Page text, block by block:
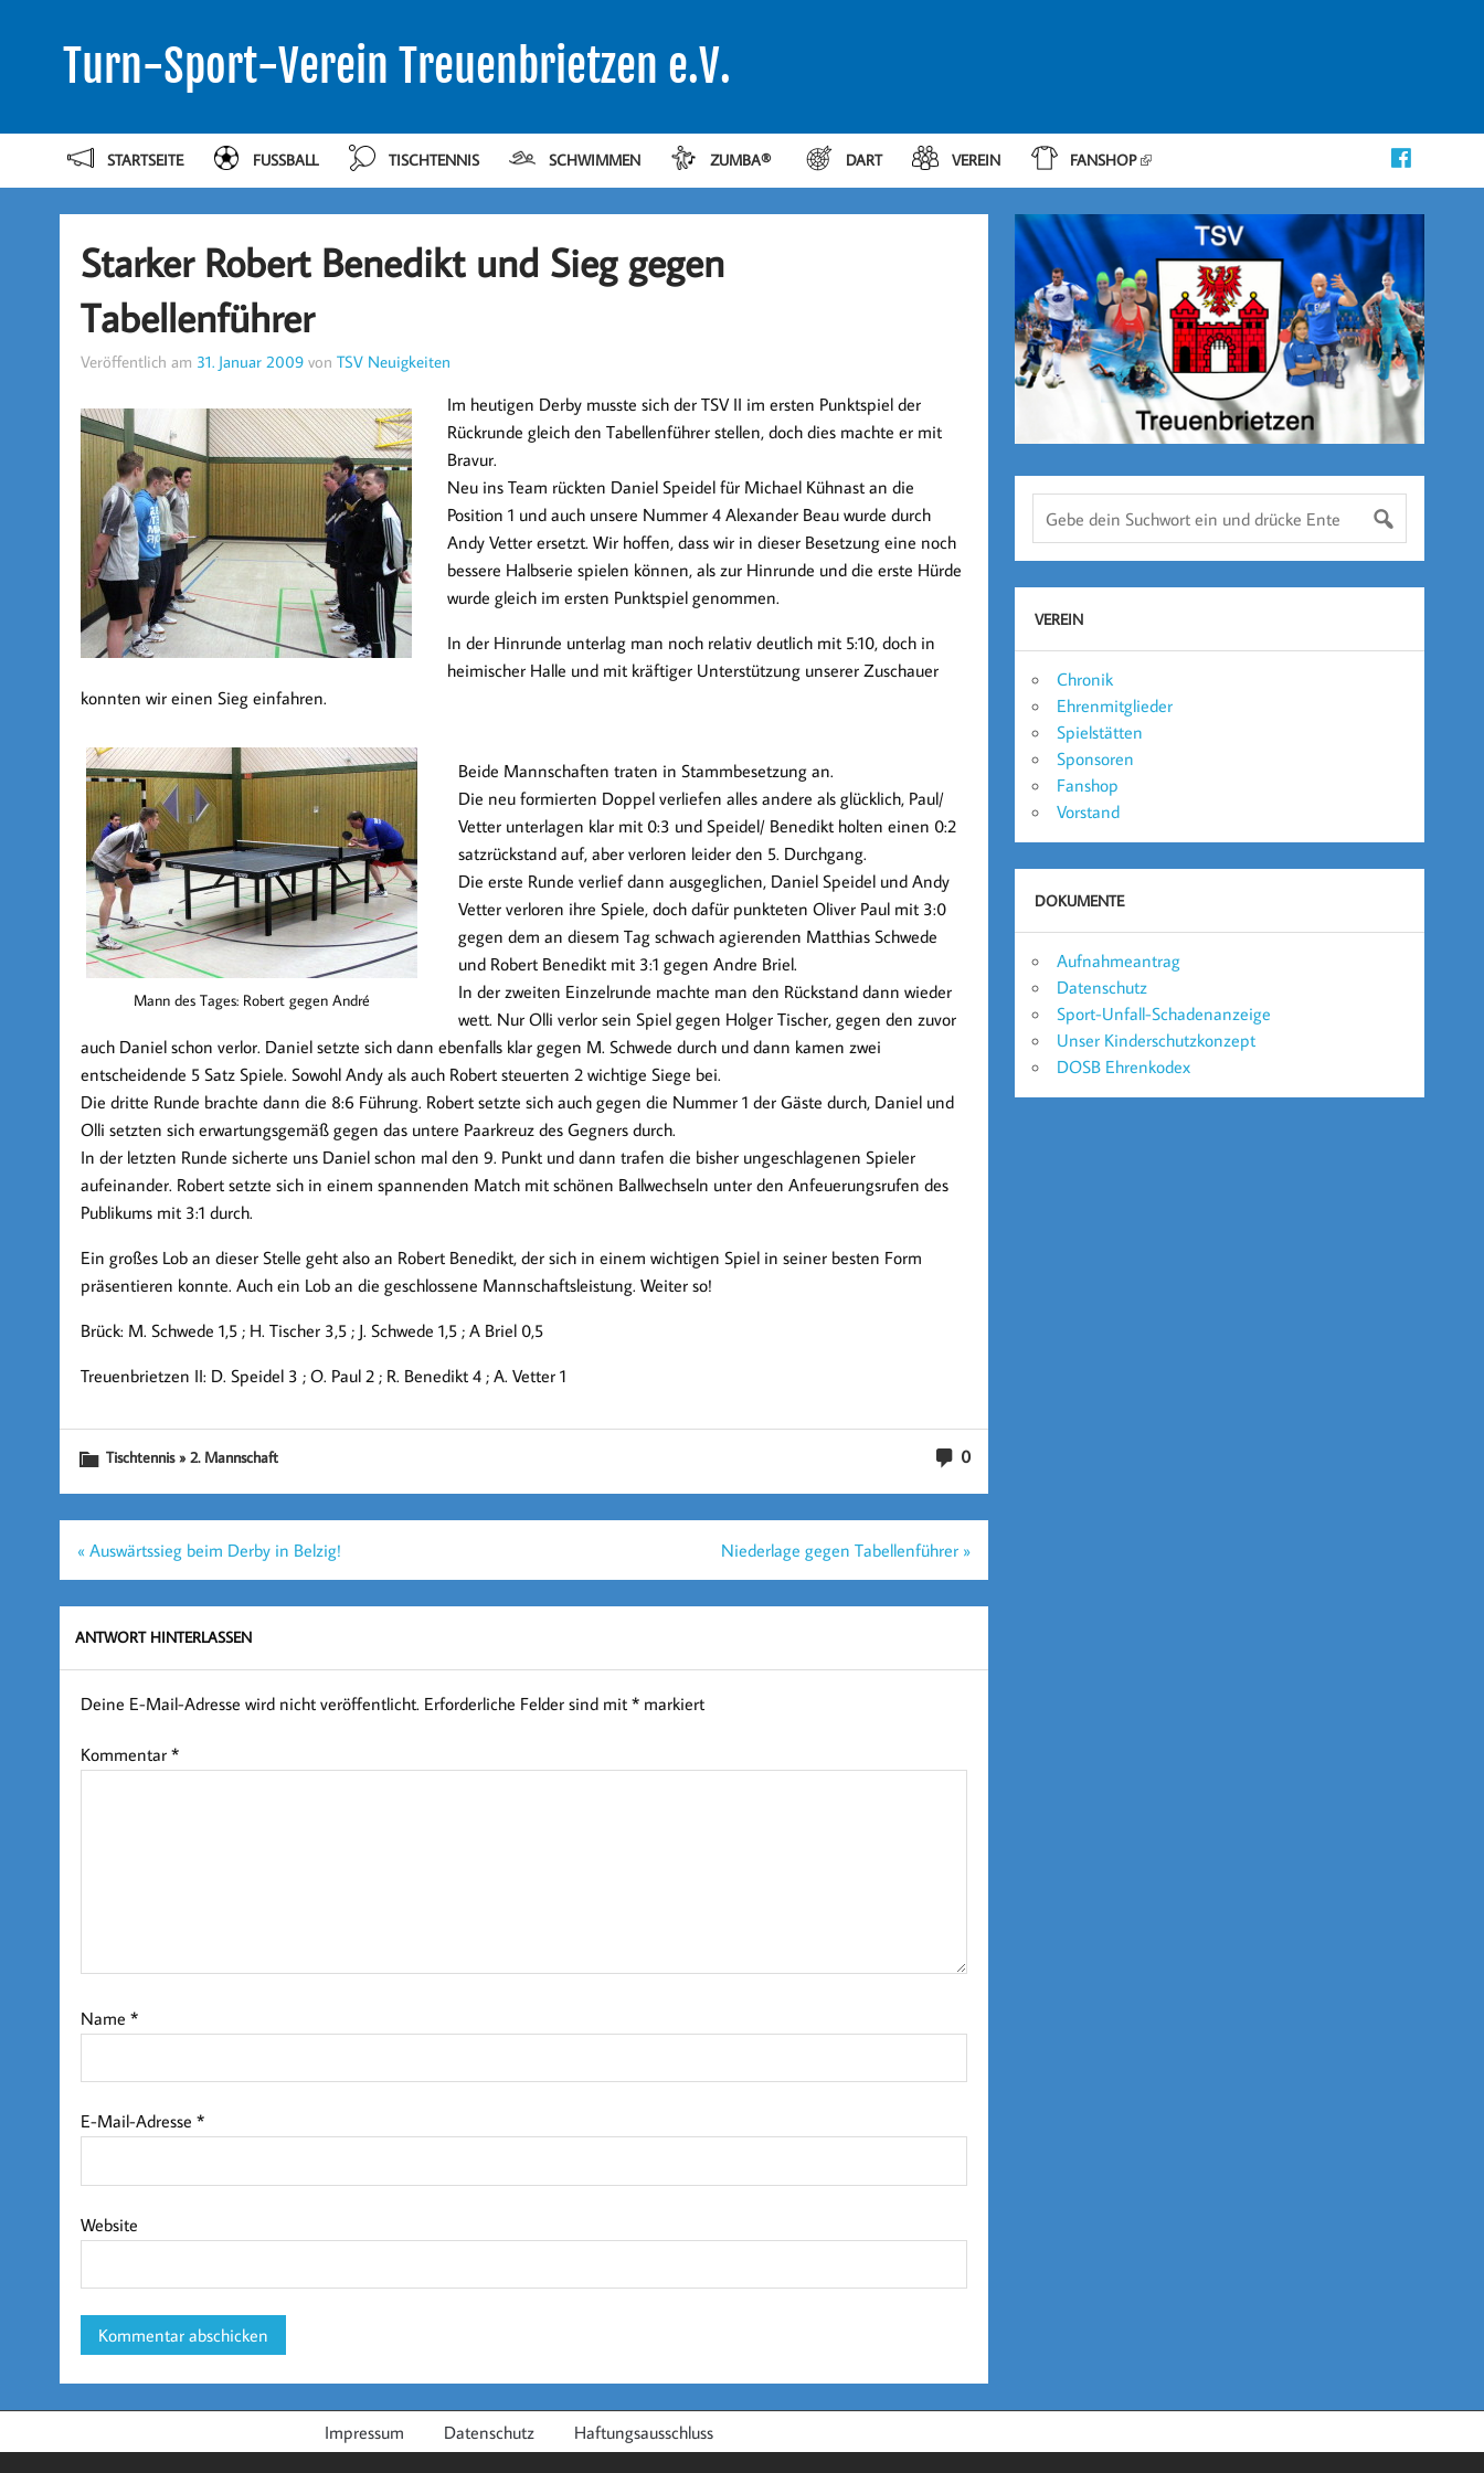
Turn-Sport-Verein Treuenbrietzen e.V.
STARTSEITE FUSSBALL TISCHTENNIS SCHWIMMEN ZUMBA® DART VEREIN FANSHOP
Starker Robert Benedikt und Sieg gegen
Tabellenführer
Veröffentlich am 31. Januar 2009von TSV Neuigkeiten
Im heutigen Derby musste sich der TSV II im ersten Punktspiel der
Rückrunde gleich den Tabellenführer stellen, doch dies machte er mit
Bravur.
Neu ins Team rückten Daniel Speidel für Michael Kühnast an die
Position 1 und auch unsere Nummer 4 Alexander Beau wurde durch
Andy Vetter ersetzt. Wir hoffen, dass wir in dieser Besetzung eine noch
bessere Halbserie spielen können, als zur Hinrunde und die erste Hürde
wurde gleich im ersten Punktspiel genommen.
In der Hinrunde unterlag man noch relativ deutlich mit 5:10, doch in
heimischer Halle und mit kräftiger Unterstützung unserer Zuschauer
konnten wir einen Sieg einfahren.
Mann des Tages: Robert gegen André
Beide Mannschaften traten in Stammbesetzung an.
Die neu formierten Doppel verliefen alles andere als glücklich, Paul/
Vetter unterlagen klar mit 0:3 und Speidel/ Benedikt holten einen 0:2
satzrückstand auf, aber verloren leider den 5. Durchgang.
Die erste Runde verlief dann ausgeglichen, Daniel Speidel und Andy
Vetter verloren ihre Spiele, doch dafür punkteten Oliver Paul mit 3:0
gegen dem an diesem Tag schwach agierenden Matthias Schwede
und Robert Benedikt mit 3:1 gegen Andre Briel.
In der zweiten Einzelrunde machte man den Rückstand dann wieder
wett. Nur Olli verlor sein Spiel gegen Holger Tischer, gegen den zuvor
auch Daniel schon verlor. Daniel setzte sich dann ebenfalls klar gegen M. Schwede durch und dann kamen zwei
entscheidende 5 Satz Spiele. Sowohl Andy als auch Robert steuerten 2 wichtige Siege bei.
Die dritte Runde brachte dann die 8:6 Führung. Robert setzte sich auch gegen die Nummer 1 der Gäste durch, Daniel und
Olli setzten sich erwartungsgemäß gegen das untere Paarkreuz des Gegners durch.
In der letzten Runde sicherte uns Daniel schon mal den 9. Punkt und dann trafen die bisher ungeschlagenen Spieler
aufeinander. Robert setzte sich in einem spannenden Match mit schönen Ballwechseln unter den Anfeuerungsrufen des
Publikums mit 3:1 durch.
Ein großes Lob an dieser Stelle geht also an Robert Benedikt, der sich in einem wichtigen Spiel in seiner besten Form
präsentieren konnte. Auch ein Lob an die geschlossene Mannschaftsleistung. Weiter so!
Brück: M. Schwede 1,5 ; H. Tischer 3,5 ; J. Schwede 1,5 ; A Briel 0,5
Treuenbrietzen II: D. Speidel 3 ; O. Paul 2 ; R. Benedikt 4 ; A. Vetter 1
0
Tischtennis » 2. Mannschaft
Beitragsnavigation
« Auswärtssieg beim Derby in Belzig! Niederlage gegen Tabellenführer »
ANTWORT HINTERLASSEN
Deine E-Mail-Adresse wird nicht veröffentlicht. Erforderliche Felder sind mit *markiert
Kommentar *
Name *
E-Mail-Adresse *
Website
VEREIN
Chronik
Ehrenmitglieder
Spielstätten
Sponsoren
Fanshop
Vorstand
DOKUMENTE
Aufnahmeantrag
Datenschutz
Sport-Unfall-Schadenanzeige
Unser Kinderschutzkonzept
DOSB Ehrenkodex
Impressum Datenschutz Haftungsausschluss